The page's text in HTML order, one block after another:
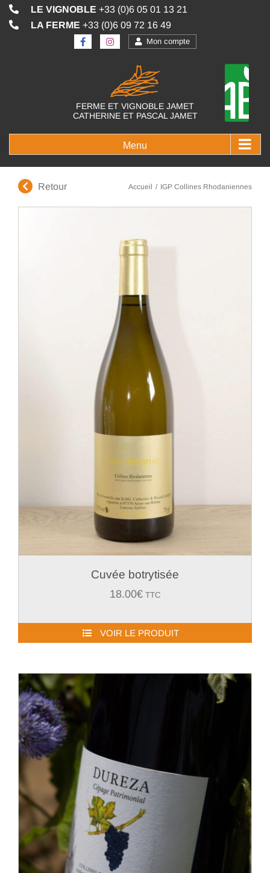
Passer
au
contenu
LE VIGNOBLE +33 (0)6 05 01 13 21
LA FERME +33 (0)6 09 72 16 49
Mon compte
FERME ET VIGNOBLE JAMET
CATHERINE ET PASCAL JAMET
Retour Accueil / IGP Collines Rhodaniennes
Cuvée botrytisée
18.00€ TTC
VOIR LE PRODUIT